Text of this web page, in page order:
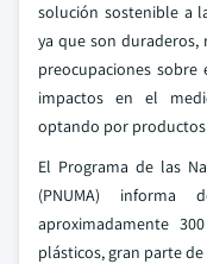
solución sostenible a
ya que son duraderos,
preocupaciones
impactos en el
optando por productos
El Programa de las
(PNUMA) informa
aproximadamente
plásticos, gran parte